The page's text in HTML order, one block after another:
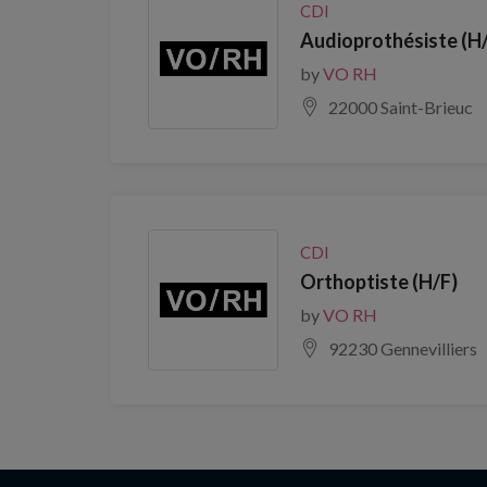
CDI
Audioprothésiste
byVO RH
22000 Saint-Brieuc
CDI
Orthoptiste (H/F)
byVO RH
92230 Gennevilliers